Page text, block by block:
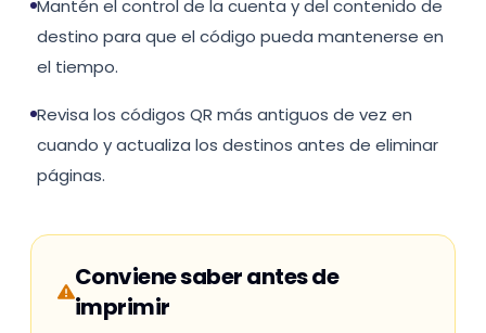
Mantén el control de la cuenta y del contenido de
destino para que el código pueda mantenerse en
el tiempo.
Revisa los códigos QR más antiguos de vez en
cuando y actualiza los destinos antes de eliminar
páginas.
Conviene saber antes de
imprimir